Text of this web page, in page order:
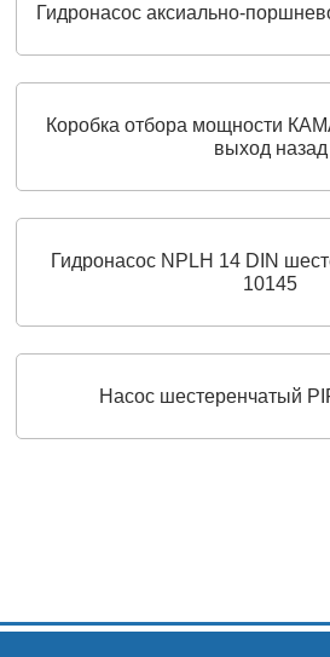
Гидронасос аксиально-
Коробка отбора мощности
выход назад
Гидронасос NPLH 14 DIN
10145
Насос шестеренчатый